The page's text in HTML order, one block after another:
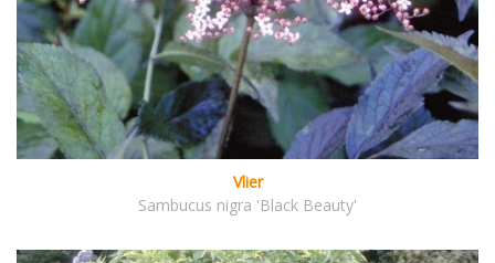
Vlier
Sambucus nigra 'Black Beauty'